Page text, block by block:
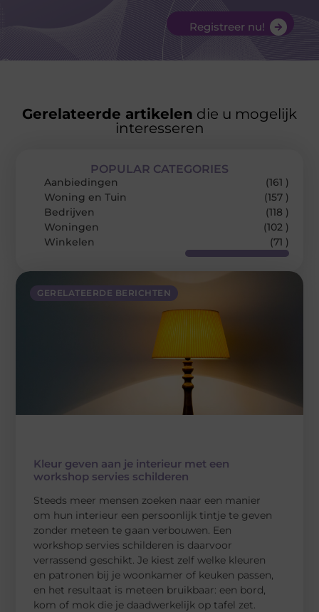
Registreer nu!
Gerelateerde artikelen die u mogelijk
interesseren
GERELATEERDE BERICHTEN
Kleur geven aan je interieur met een
workshop servies schilderen
Steeds meer mensen zoeken naar een manier
om hun interieur een persoonlijk tintje te geven
zonder meteen te gaan verbouwen. Een
workshop servies schilderen is daarvoor
verrassend geschikt. Je kiest zelf welke kleuren
en patronen bij je woonkamer of keuken passen,
en het resultaat is meteen bruikbaar: een bord,
kom of mok die je daadwerkelijk op tafel zet.
POPULAR CATEGORIES
Aanbiedingen
(161 )
Woning en Tuin
(157 )
Bedrijven
(118 )
Woningen
(102 )
Winkelen
(71 )